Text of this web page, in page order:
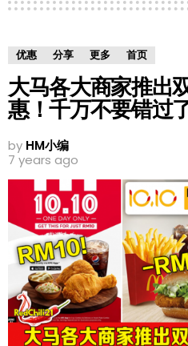
优惠 分享 更多 首页
大马各大商家推出
惠！千万不要错过
by HM小编
7 years ago